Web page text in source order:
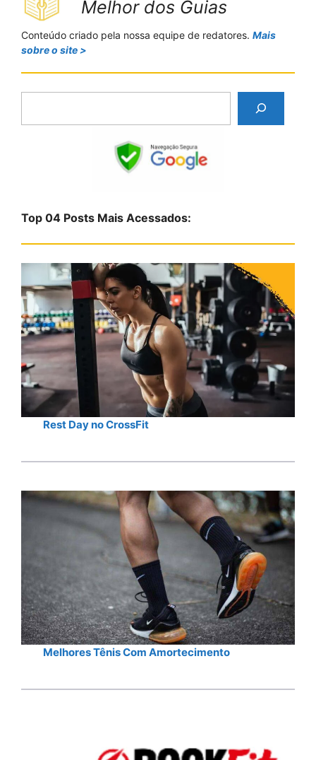
Melhor dos Guias
Conteúdo criado pela nossa equipe de redatores. Mais
sobre o site >
a
r
Top 04 Posts Mais Acessados:
Rest Day no CrossFit
Melhores Tênis Com Amortecimento